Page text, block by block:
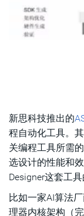
新思科技推出的
程自动化工具。
关编程工具所需
选设计的性能和
Designer这套工具
比如一家AI算法
理器内核架构（